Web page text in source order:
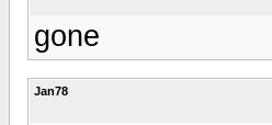
gone
Jan78